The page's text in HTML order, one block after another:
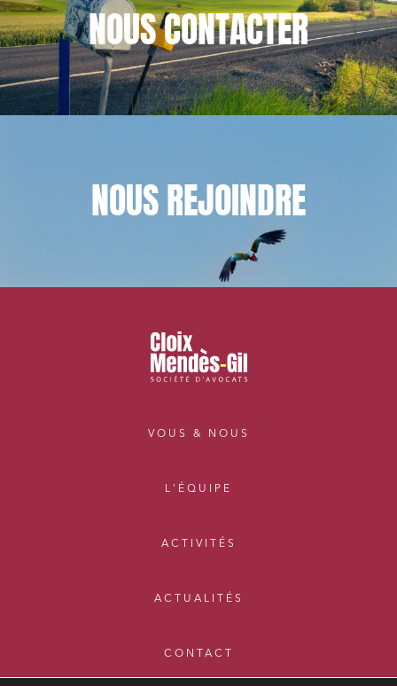
NOUSCONTACTER
NOUSREJOINDRE
VOUS & NOUS
L'ÉQUIPE
ACTIVITÉS
ACTUALITÉS
CONTACT